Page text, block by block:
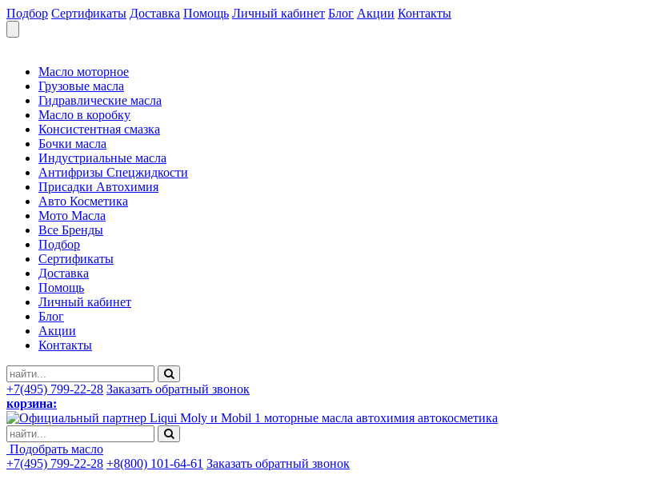
Подбор Сертификаты Доставка Помощь Личный кабинет Блог Акции Контакты
Масло моторное
Грузовые масла
Гидравлические масла
Масло в коробку
Консистентная смазка
Бочки масла
Индустриальные масла
Антифризы Спецжидкости
Присадки Автохимия
Авто Косметика
Мото Масла
Все Бренды
Подбор
Сертификаты
Доставка
Помощь
Личный кабинет
Блог
Акции
Контакты
+7(495) 799-22-28 Заказать обратный звонок
корзина:
моторные масла автохимия автокосметика
Подобрать масло
+7(495) 799-22-28 +8(800) 101-64-61 Заказать обратный звонок